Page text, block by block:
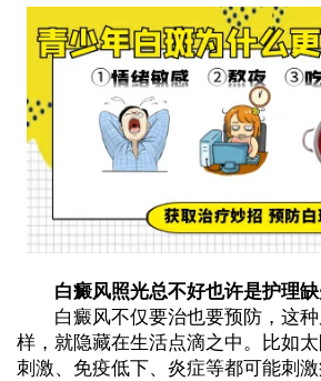
白癜风照光总不好也许是护理缺
白癜风不仅要治也要预防，这种
样，就隐藏在生活点滴之中。比如
刺激、免疫低下、炎症等都可能刺